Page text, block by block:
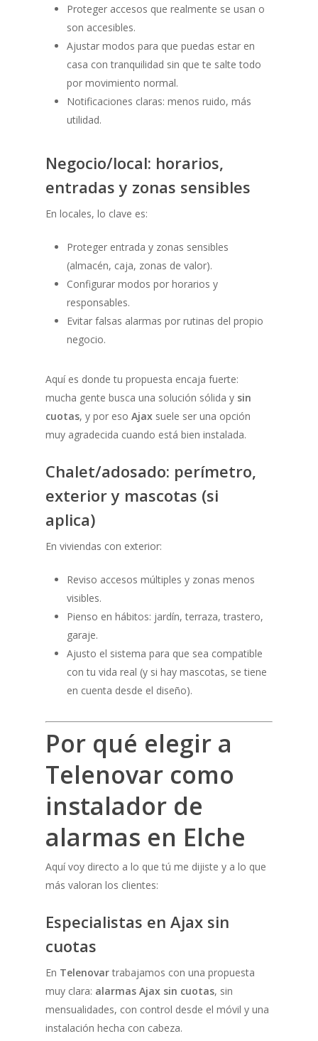
Proteger accesos que realmente se usan o
son accesibles.
Ajustar modos para que puedas estar en
casa con tranquilidad sin que te salte todo
por movimiento normal.
Notificaciones claras: menos ruido, más
utilidad.
Negocio/local: horarios,
entradas y zonas sensibles
En locales, lo clave es:
Proteger entrada y zonas sensibles
(almacén, caja, zonas de valor).
Configurar modos por horarios y
responsables.
Evitar falsas alarmas por rutinas del propio
negocio.
Aquí es donde tu propuesta encaja fuerte:
mucha gente busca una solución sólida y sin
cuotas, y por esoAjax suele ser una opción
muy agradecida cuando está bien instalada.
Chalet/adosado: perímetro,
exterior y mascotas (si
aplica)
En viviendas con exterior:
Reviso accesos múltiples y zonas menos
visibles.
Pienso en hábitos: jardín, terraza, trastero,
garaje.
Ajusto el sistema para que sea compatible
con tu vida real (y si hay mascotas, se tiene
en cuenta desde el diseño).
Por qué elegir a
Telenovar como
instalador de
alarmas en Elche
Aquí voy directo a lo que tú me dijiste y a lo que
más valoran los clientes:
Especialistas en Ajax sin
cuotas
En Telenovartrabajamos con una propuesta
muy clara: alarmas Ajax sin cuotas, sin
mensualidades, con control desde el móvil y una
instalación hecha con cabeza.